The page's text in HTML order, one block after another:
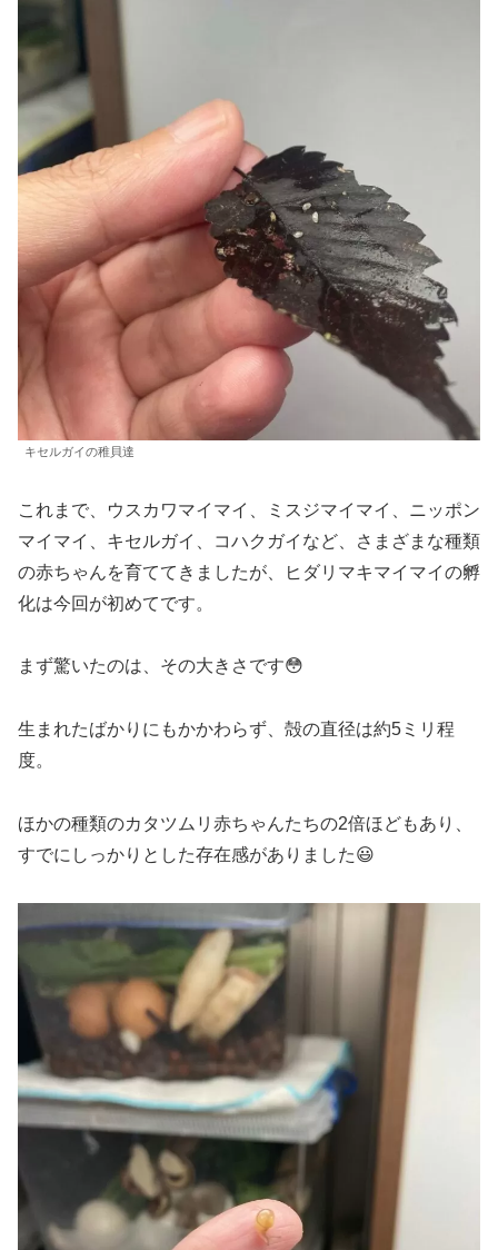
キセルガイの稚貝達
これまで、ウスカワマイマイ、ミスジマイマイ、ニッポン
マイマイ、キセルガイ、コハクガイなど、さまざまな種類
の赤ちゃんを育ててきましたが、ヒダリマキマイマイの孵
化は今回が初めてです。
まず驚いたのは、その大きさです😳
生まれたばかりにもかかわらず、殻の直径は約5ミリ程
度。
ほかの種類のカタツムリ赤ちゃんたちの2倍ほどもあり、
すでにしっかりとした存在感がありました😃